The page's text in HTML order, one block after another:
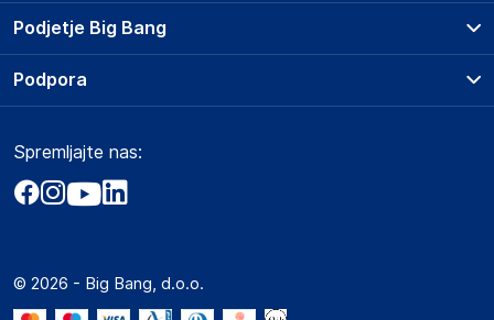
Podjetje Big Bang
O podjetju
Obvestila za javnost
Akt o digitalnih storitvah
Marketplace za partnerje
Novosti
Prodajna mesta
Storitve
Dostava, vnos in odvoz
Zavarovanje izdelkov
Podpora
Marketplace
Kako oddati naročilo?
Spremljajte nas:
© 2026 - Big Bang, d.o.o.